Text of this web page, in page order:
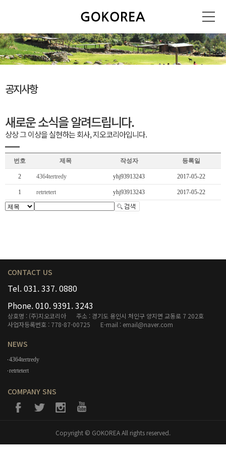
공지사항
새로운 소식을 알려드립니다.
상상 그 이상을 실현하는 회사, 지오코리아입니다.
번호 제목 작성자 등록일
2 4364tertredy yhj93913243 2017-05-22
1 retrtetert yhj93913243 2017-05-22
CONTACT US
Tel. 031. 337. 0880
Phone. 010. 9391. 3243
상호명 : (주)지오코리아
주소 : 경기도 용인시 처인구 양지면 교동로 7 202호
사업자등록번호 : 778-87-00725
E-mail : email@naver.com
NEWS
4364tertredy
retrtetert
COMPANY SNS
Copyright © GOKOREA All rights reserved.